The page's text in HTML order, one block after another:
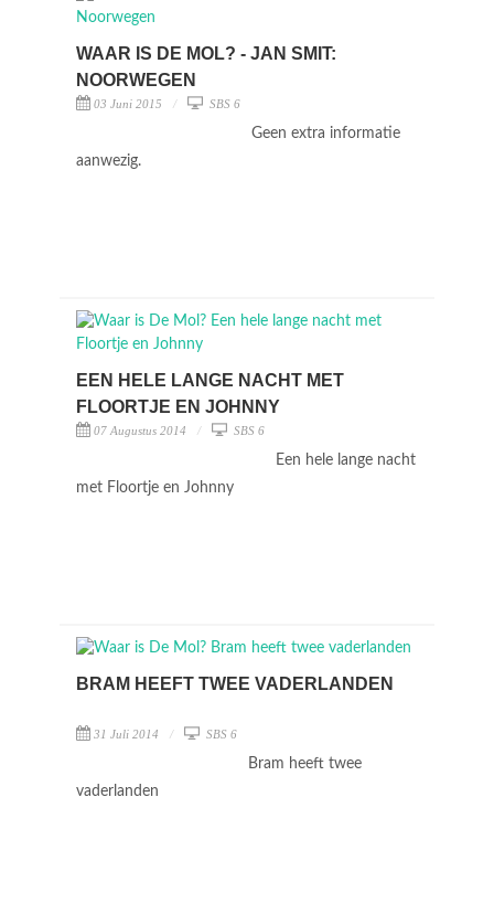
WAAR IS DE MOL? - JAN SMIT:
NOORWEGEN
03 Juni 2015 SBS 6
Geen extra informatie
aanwezig.
EEN HELE LANGE NACHT MET
FLOORTJE EN JOHNNY
07 Augustus 2014 SBS 6
Een hele lange nacht
met Floortje en Johnny
BRAM HEEFT TWEE VADERLANDEN
31 Juli 2014 SBS 6
Bram heeft twee
vaderlanden